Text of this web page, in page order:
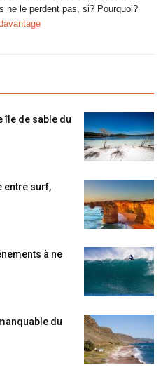
ne le perdent pas, si? Pourquoi?
île de sable du
entre surf,
à ne
du